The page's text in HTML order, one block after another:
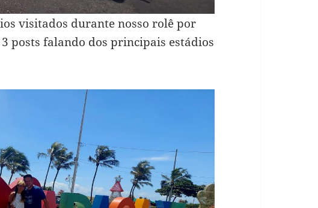
visitados durante nosso rolê por
posts falando dos principais estádios